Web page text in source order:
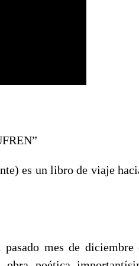
es un libro de viaje
mes de